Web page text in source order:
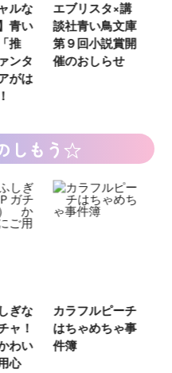
ブリスタ×講
社青い鳥文庫
第９回小説賞開
催のおしらせ
【速報】『
女さんが通
る‼』つい
ミカライズ
しもう☆
カラフルピーチ
はちゃめちゃ事
件簿
長浜高校
部！